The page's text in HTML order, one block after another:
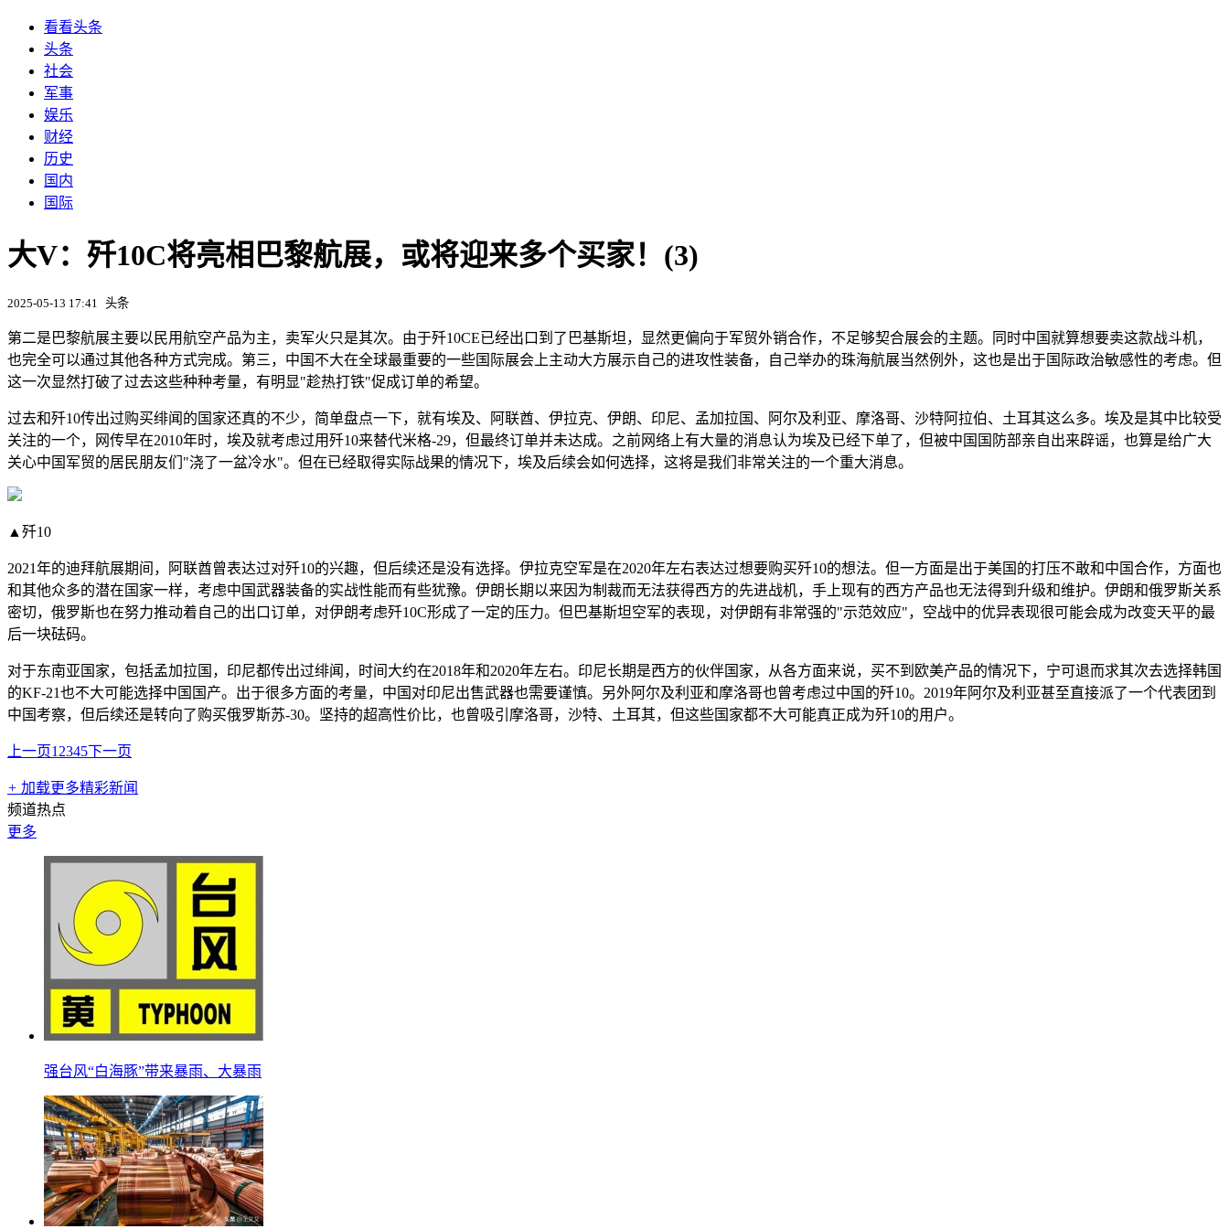
看看头条
头条
社会
军事
娱乐
财经
历史
国内
国际
大V：歼10C将亮相巴黎航展，或将迎来多个买家！(3)
2025-05-13 17:41 头条
第二是巴黎航展主要以民用航空产品为主，卖军火只是其次。由于歼10CE已经出口到了巴基斯坦，显然更偏向于军贸外销合作，不足够契合展会的主题。同时中国就算想要卖这款战斗机，
也完全可以通过其他各种方式完成。第三，中国不大在全球最重要的一些国际展会上主动大方展示自己的进攻性装备，自己举办的珠海航展当然例外，这也是出于国际政治敏感性的考虑。但
这一次显然打破了过去这些种种考量，有明显"趁热打铁"促成订单的希望。
过去和歼10传出过购买绯闻的国家还真的不少，简单盘点一下，就有埃及、阿联酋、伊拉克、伊朗、印尼、孟加拉国、阿尔及利亚、摩洛哥、沙特阿拉伯、土耳其这么多。埃及是其中比较受
关注的一个，网传早在2010年时，埃及就考虑过用歼10来替代米格-29，但最终订单并未达成。之前网络上有大量的消息认为埃及已经下单了，但被中国国防部亲自出来辟谣，也算是给广大
关心中国军贸的居民朋友们"浇了一盆冷水"。但在已经取得实际战果的情况下，埃及后续会如何选择，这将是我们非常关注的一个重大消息。
▲歼10
2021年的迪拜航展期间，阿联酋曾表达过对歼10的兴趣，但后续还是没有选择。伊拉克空军是在2020年左右表达过想要购买歼10的想法。但一方面是出于美国的打压不敢和中国合作，方面也
和其他众多的潜在国家一样，考虑中国武器装备的实战性能而有些犹豫。伊朗长期以来因为制裁而无法获得西方的先进战机，手上现有的西方产品也无法得到升级和维护。伊朗和俄罗斯关系
密切，俄罗斯也在努力推动着自己的出口订单，对伊朗考虑歼10C形成了一定的压力。但巴基斯坦空军的表现，对伊朗有非常强的"示范效应"，空战中的优异表现很可能会成为改变天平的最
后一块砝码。
对于东南亚国家，包括孟加拉国，印尼都传出过绯闻，时间大约在2018年和2020年左右。印尼长期是西方的伙伴国家，从各方面来说，买不到欧美产品的情况下，宁可退而求其次去选择韩国
的KF-21也不大可能选择中国国产。出于很多方面的考量，中国对印尼出售武器也需要谨慎。另外阿尔及利亚和摩洛哥也曾考虑过中国的歼10。2019年阿尔及利亚甚至直接派了一个代表团到
中国考察，但后续还是转向了购买俄罗斯苏-30。坚持的超高性价比，也曾吸引摩洛哥，沙特、土耳其，但这些国家都不大可能真正成为歼10的用户。
上一页1 2345下一页
+ 加载更多精彩新闻
频道热点
更多
强台风“白海豚”带来暴雨、大暴雨